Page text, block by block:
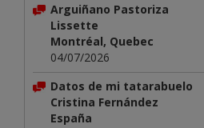
Arguiñano Pastoriza
Lissette
Montréal, Quebec
04/07/2026
Datos de mi tatarabuelo
Cristina Fernández
España